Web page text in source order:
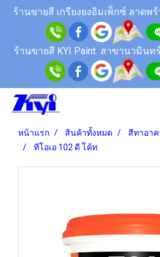
ร้านขายสี เกรียงยงอิมเพ็กซ์ ลาดพร้
ร้านขายสี KYI Paint สาขานวมินทร์
หน้าแรก สินค้าทั้งหมด สีทาอาค
ทีโอเอ 102 ดี โค้ท